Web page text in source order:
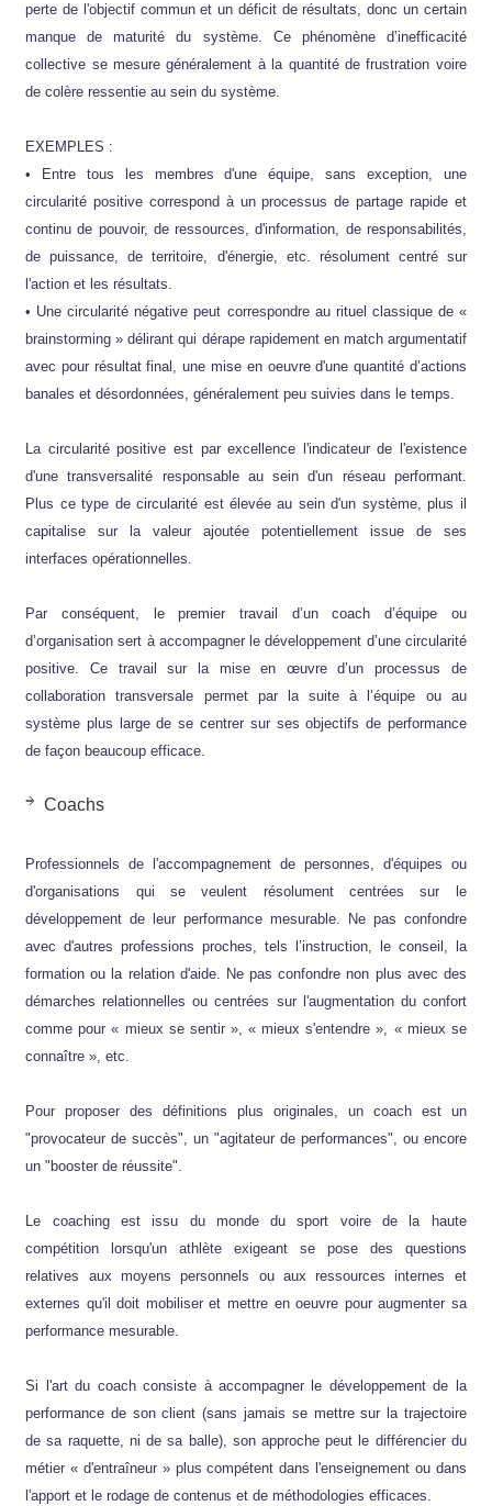
perte de l'objectif commun et un déficit de résultats, donc un certain
manque de maturité du système. Ce phénomène d’inefficacité
collective se mesure généralement à la quantité de frustration voire
de colère ressentie au sein du système.
EXEMPLES :
• Entre tous les membres d'une équipe, sans exception, une
circularité positive correspond à un processus de partage rapide et
continu de pouvoir, de ressources, d'information, de responsabilités,
de puissance, de territoire, d'énergie, etc. résolument centré sur
l'action et les résultats.
• Une circularité négative peut correspondre au rituel classique de «
brainstorming » délirant qui dérape rapidement en match argumentatif
avec pour résultat final, une mise en oeuvre d'une quantité d’actions
banales et désordonnées, généralement peu suivies dans le temps.
La circularité positive est par excellence l'indicateur de l'existence
d'une transversalité responsable au sein d'un réseau performant.
Plus ce type de circularité est élevée au sein d'un système, plus il
capitalise sur la valeur ajoutée potentiellement issue de ses
interfaces opérationnelles.
Par conséquent, le premier travail d’un coach d’équipe ou
d’organisation sert à accompagner le développement d’une circularité
positive. Ce travail sur la mise en œuvre d’un processus de
collaboration transversale permet par la suite à l’équipe ou au
système plus large de se centrer sur ses objectifs de performance
de façon beaucoup efficace.
Coachs
Professionnels de l'accompagnement de personnes, d'équipes ou
d'organisations qui se veulent résolument centrées sur le
développement de leur performance mesurable. Ne pas confondre
avec d'autres professions proches, tels l’instruction, le conseil, la
formation ou la relation d'aide. Ne pas confondre non plus avec des
démarches relationnelles ou centrées sur l'augmentation du confort
comme pour « mieux se sentir », « mieux s'entendre », « mieux se
connaître », etc.
Pour proposer des définitions plus originales, un coach est un
"provocateur de succès", un "agitateur de performances", ou encore
un "booster de réussite".
Le coaching est issu du monde du sport voire de la haute
compétition lorsqu'un athlète exigeant se pose des questions
relatives aux moyens personnels ou aux ressources internes et
externes qu'il doit mobiliser et mettre en oeuvre pour augmenter sa
performance mesurable.
Si l'art du coach consiste à accompagner le développement de la
performance de son client (sans jamais se mettre sur la trajectoire
de sa raquette, ni de sa balle), son approche peut le différencier du
métier « d'entraîneur » plus compétent dans l'enseignement ou dans
l'apport et le rodage de contenus et de méthodologies efficaces.